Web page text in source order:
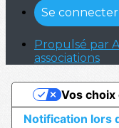
Se connecter
Propulsé par
associations
Notification lors
Vos